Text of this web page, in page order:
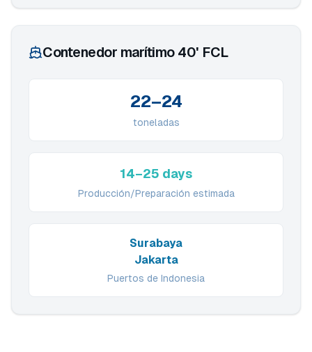
Contenedor marítimo 40' FCL
22–24
toneladas
14–25 days
Producción/Preparación estimada
Surabaya
Jakarta
Puertos de Indonesia